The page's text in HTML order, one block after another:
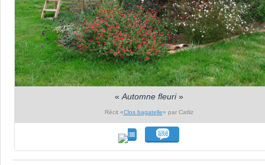
« Automne fleuri»
Récit «Clos bagatelle» par Catliz